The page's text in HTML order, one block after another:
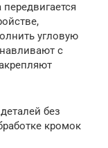
угловую
с
без
кромок